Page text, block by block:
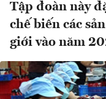
Tập đoàn này
chế biến các
giới vào năm